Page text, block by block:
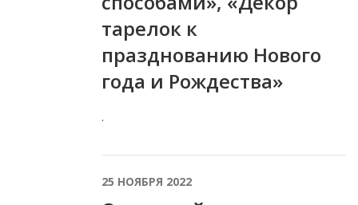
тарелок к
празднованию Нового
года и Рождества»
.
25 НОЯБРЯ 2022